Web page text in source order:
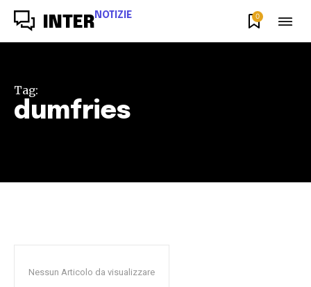
INTER NOTIZIE 0
Tag:
dumfries
Nessun Articolo da visualizzare